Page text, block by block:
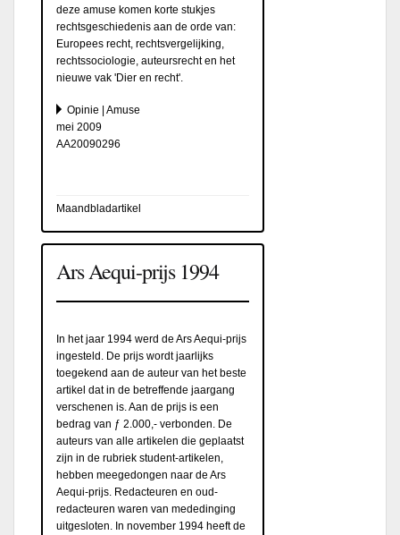
deze amuse komen korte stukjes
rechtsgeschiedenis aan de orde van:
Europees recht, rechtsvergelijking,
rechtssociologie, auteursrecht en het
nieuwe vak 'Dier en recht'.
Opinie | Amuse
mei 2009
AA20090296
Maandbladartikel
Ars Aequi-prijs 1994
In het jaar 1994 werd de Ars Aequi-prijs
ingesteld. De prijs wordt jaarlijks
toegekend aan de auteur van het beste
artikel dat in de betreffende jaargang
verschenen is. Aan de prijs is een
bedrag van ƒ 2.000,- verbonden. De
auteurs van alle artikelen die geplaatst
zijn in de rubriek student-artikelen,
hebben meegedongen naar de Ars
Aequi-prijs. Redacteuren en oud-
redacteuren waren van mededinging
uitgesloten. In november 1994 heeft de